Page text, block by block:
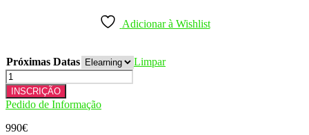
Adicionar à Wishlist
Próximas Datas
Limpar
Quantidade
de
ISO
14001
-
INSCRIÇÃO
Pedido de Informação
990€